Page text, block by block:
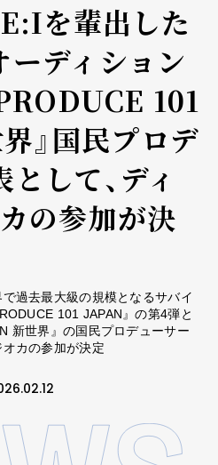
を輩出した
ディション
101
』国民プロデ
して、ディ
の参加が決
過去最大級の規模となるサバイ
101 JAPAN』の第4弾と
新世界』の国民プロデューサー
カの参加が決定